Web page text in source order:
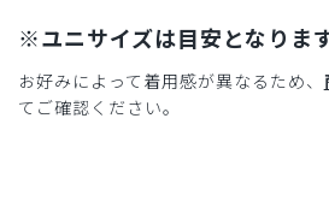
※ユニサイズは目安となります
お好みによって着用感が異なるため、
てご確認ください。